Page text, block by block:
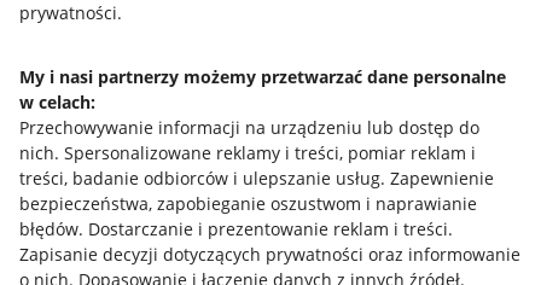
prywatności.
My i nasi partnerzy możemy przetwarzać dane personalne
w celach:
Przechowywanie informacji na urządzeniu lub dostęp do
nich. Spersonalizowane reklamy i treści, pomiar reklam i
treści, badanie odbiorców i ulepszanie usług. Zapewnienie
bezpieczeństwa, zapobieganie oszustwom i naprawianie
błędów. Dostarczanie i prezentowanie reklam i treści.
Zapisanie decyzji dotyczących prywatności oraz informowanie
o nich. Dopasowanie i łączenie danych z innych źródeł.
Jak to działa
Allegro Gadane dla sprzedających
Allegro Gadane dla kupujących
Mapa miejscowości
Informacje prawne